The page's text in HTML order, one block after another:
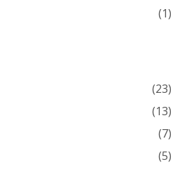
(1)
(23)
(13)
(7)
(5)